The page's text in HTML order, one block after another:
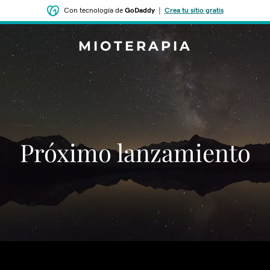
Con tecnología de GoDaddy| Crea tu sitio gratis
MIOTERAPIA
‌‌Próximo lanzamiento